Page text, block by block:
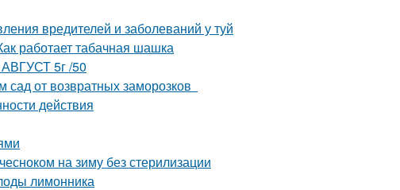
вредителей и заболеваний у туй
работает табачная шашка
5г /50
от возвратных заморозков
действия
на зиму без стерилизации
лимонника